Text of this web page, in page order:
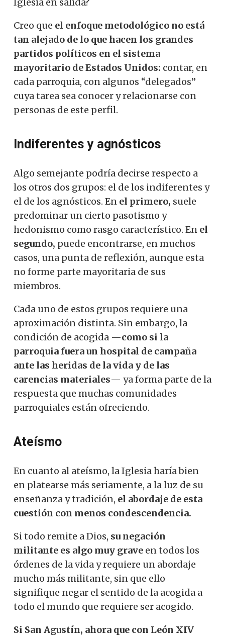
Creo que el enfoque metodológico no está
tan alejado de lo que hacen los grandes
partidos políticos en el sistema
mayoritario de Estados Unidos: contar, en
cada parroquia, con algunos “delegados”
cuya tarea sea conocer y relacionarse con
personas de este perfil.
Indiferentes y agnósticos
Algo semejante podría decirse respecto a
los otros dos grupos: el de los indiferentes y
el de los agnósticos. En el primero, suele
predominar un cierto pasotismo y
hedonismo como rasgo característico. En el
segundo, puede encontrarse, en muchos
casos, una punta de reflexión, aunque esta
no forme parte mayoritaria de sus
miembros.
Cada uno de estos grupos requiere una
aproximación distinta. Sin embargo, la
condición de acogida —como si la
parroquia fuera un hospital de campaña
ante las heridas de la vida y de las
carencias materiales— ya forma parte de la
respuesta que muchas comunidades
parroquiales están ofreciendo.
Ateísmo
En cuanto al ateísmo, la Iglesia haría bien
en platearse más seriamente, a la luz de su
enseñanza y tradición, el abordaje de esta
cuestión con menos condescendencia.
Si todo remite a Dios, su negación
militante es algo muy grave en todos los
órdenes de la vida y requiere un abordaje
mucho más militante, sin que ello
signifique negar el sentido de la acogida a
todo el mundo que requiere ser acogido.
Si San Agustín, ahora que con León XIV